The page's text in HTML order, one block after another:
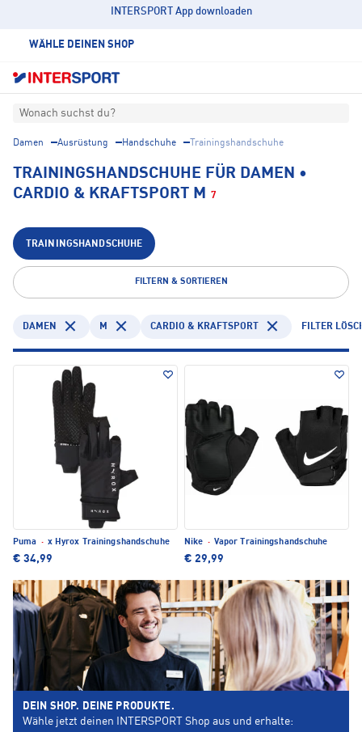
INTERSPORT App downloaden
WÄHLE DEINEN SHOP
Wonach suchst du?
Damen Ausrüstung Handschuhe Trainingshandschuhe
TRAININGSHANDSCHUHE FÜR DAMEN •
CARDIO & KRAFTSPORT M 7
TRAININGSHANDSCHUHE
FILTERN & SORTIEREN
DAMEN M CARDIO & KRAFTSPORT FILTER
Puma · x Hyrox Trainingshandschuhe
€ 34,99
Nike · Vapor Trainingshandschuhe
€ 29,99
DEIN SHOP. DEINE PRODUKTE.
Wähle jetzt deinen INTERSPORT Shop aus und erhalte: